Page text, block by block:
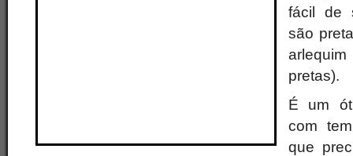
fácil de
são
pretas).
É um
com
que